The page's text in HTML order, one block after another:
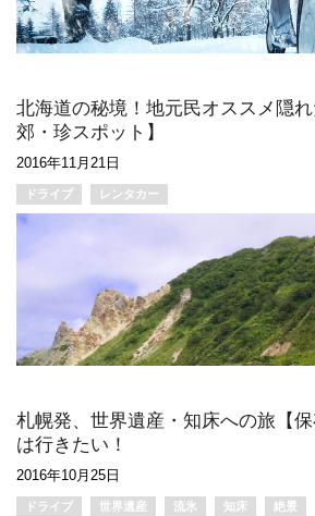
北海道の秘境！地元民オススメ隠
郊・珍スポット】
2016年11月21日
ドライブ レンタカー
札幌発、世界遺産・知床への旅【
は行きたい！
2016年10月25日
ドライブ 世界遺産 流氷 知床 絶景